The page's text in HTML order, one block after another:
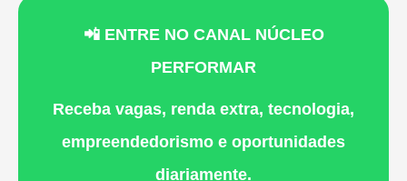
📲 ENTRE NO CANAL NÚCLEO
PERFORMAR
Receba vagas, renda extra, tecnologia,
empreendedorismo e oportunidades
diariamente.